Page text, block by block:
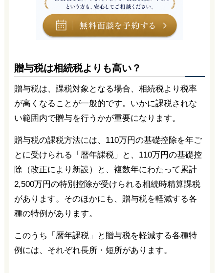
贈与税は相続税よりも高い？
贈与税は、課税対象となる場合、相続税より税率
が高くなることが一般的です。いかに課税されな
い範囲内で贈与を行うかが重要になります。
贈与税の課税方法には、110万円の基礎控除を年ご
とに受けられる「暦年課税」と、110万円の基礎控
除（改正により新設）と、複数年にわたって累計
2,500万円の特別控除が受けられる相続時精算課税
があります。そのほかにも、贈与税を軽減する各
種の特例があります。
このうち「暦年課税」と贈与税を軽減する各種特
例には、それぞれ長所・短所があります。